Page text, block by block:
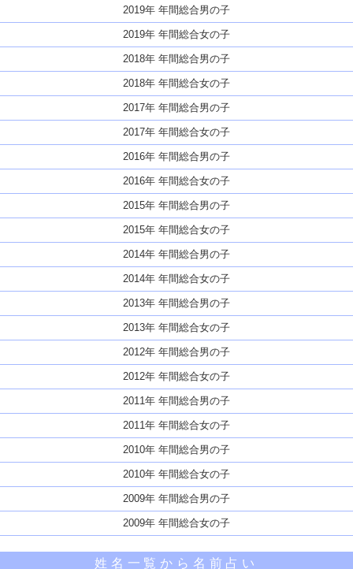
2019年 年間総合男の子
2019年 年間総合女の子
2018年 年間総合男の子
2018年 年間総合女の子
2017年 年間総合男の子
2017年 年間総合女の子
2016年 年間総合男の子
2016年 年間総合女の子
2015年 年間総合男の子
2015年 年間総合女の子
2014年 年間総合男の子
2014年 年間総合女の子
2013年 年間総合男の子
2013年 年間総合女の子
2012年 年間総合男の子
2012年 年間総合女の子
2011年 年間総合男の子
2011年 年間総合女の子
2010年 年間総合男の子
2010年 年間総合女の子
2009年 年間総合男の子
2009年 年間総合女の子
姓名一覧から名前占い